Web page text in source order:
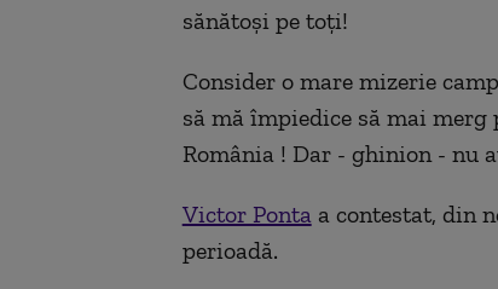
sănătoși pe toți!
Consider o mare mizerie
să mă împiedice să mai
România ! Dar - ghinion - nu
Victor Pontaa contestat, din
perioadă.